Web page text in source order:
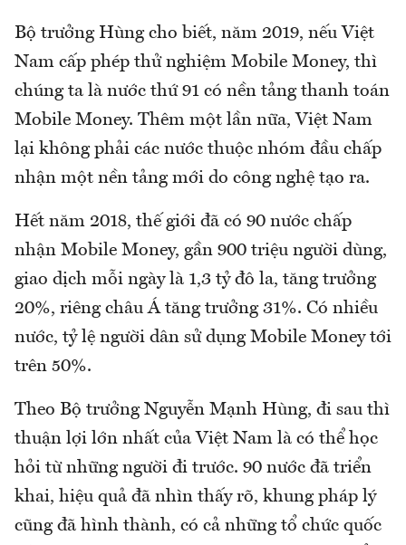
Bộ trưởng Hùng cho biết, năm 2019, nếu Việt
Nam cấp phép thử nghiệm Mobile Money, thì
chúng ta là nước thứ 91 có nền tảng thanh toán
Mobile Money. Thêm một lần nữa, Việt Nam
lại không phải các nước thuộc nhóm đầu chấp
nhận một nền tảng mới do công nghệ tạo ra.
Hết năm 2018, thế giới đã có 90 nước chấp
nhận Mobile Money, gần 900 triệu người dùng,
giao dịch mỗi ngày là 1,3 tỷ đô la, tăng trưởng
20%, riêng châu Á tăng trưởng 31%. Có nhiều
nước, tỷ lệ người dân sử dụng Mobile Money tới
trên 50%.
Theo Bộ trưởng Nguyễn Mạnh Hùng, đi sau thì
thuận lợi lớn nhất của Việt Nam là có thể học
hỏi từ những người đi trước. 90 nước đã triển
khai, hiệu quả đã nhìn thấy rõ, khung pháp lý
cũng đã hình thành, có cả những tổ chức quốc